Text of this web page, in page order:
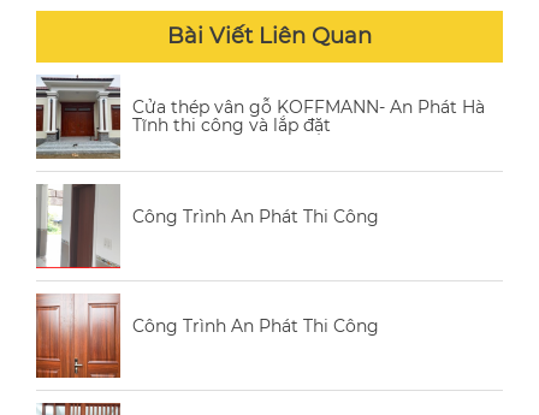
Bài Viết Liên Quan
Cửa thép vân gỗ KOFFMANN- An Phát Hà
Tĩnh thi công và lắp đặt
Công Trình An Phát Thi Công
Công Trình An Phát Thi Công